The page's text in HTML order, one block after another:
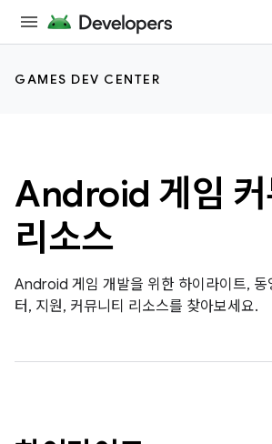
GAMES DEV CENTER
Android 게임 커
리소스
Android 게임 개발을 위한 하이라이트, 동
터, 지원, 커뮤니티 리소스를 찾아보세요.